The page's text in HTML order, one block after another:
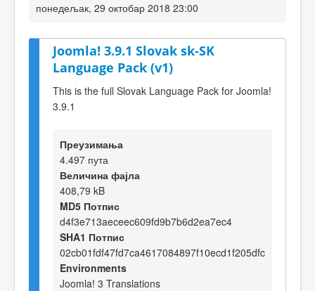
понедељак, 29 октобар 2018 23:00
Joomla! 3.9.1 Slovak sk-SK
Language Pack (v1)
This is the full Slovak Language Pack for Joomla!
3.9.1
Преузимања
4.497 пута
Величина фајла
408,79 kB
MD5 Потпис
d4f3e713aeceec609fd9b7b6d2ea7ec4
SHA1 Потпис
02cb01fdf47fd7ca4617084897f10ecd1f205dfc
Environments
Joomla! 3 Translations